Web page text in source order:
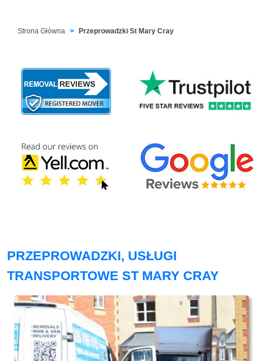
Strona Główna Przeprowadzki St Mary Cray
PRZEPROWADZKI, USŁUGI
TRANSPORTOWE ST MARY CRAY